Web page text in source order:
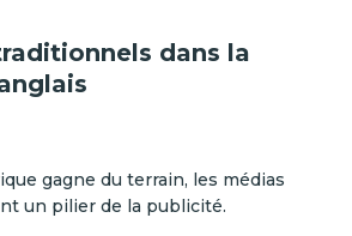
dans la
gagne du terrain, les médias
un pilier de la publicité.